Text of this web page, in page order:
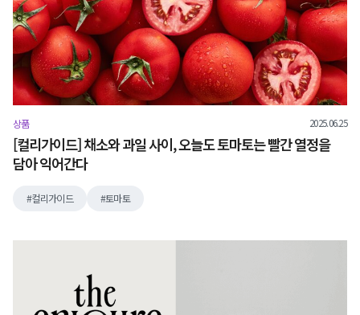
상품 2025.06.25
[컬리가이드] 채소와 과일 사이, 오늘도 토마토는 빨간 열정을
담아 익어간다
컬리가이드 토마토